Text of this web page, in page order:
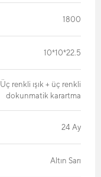
1800
10*10*22.5
Üç renkli ışık + üç renkli
dokunmatik karartma
24 Ay
Altın Sarı